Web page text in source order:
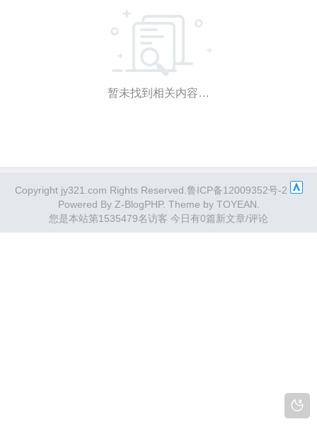
暂未找到相关内容…
Copyright jy321.com Rights Reserved.鲁ICP备12009352号-2
Powered By Z-BlogPHP. Theme by TOYEAN
您是本站第1535479名访客 今日有0篇新文章/评论